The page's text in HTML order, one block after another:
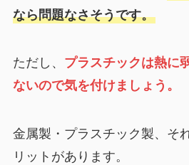
なら問題なさそうです。
ただし、 プラスチックは熱に
ないので気を付けましょう。
金属製・プラスチック製、そ
リットがあります。